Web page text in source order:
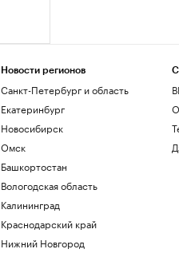
Новости регионов
Санкт-Петербург и область
Екатеринбург
Новосибирск
Омск
Башкортостан
Вологодская область
Калининград
Краснодарский край
Нижний Новгород